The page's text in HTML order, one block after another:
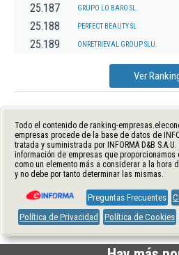
25.187 GRUPO LO BARO SL.
25.188 PERFECT BEAUTY SL
25.189 ONRETRIEVAL GROUP SLU.
Ver
Todo el contenido de ranking-
empresas procede de la base de datos de
tratada y suministrada por INFORMA D&B
información de empresas que
como un elemento más a considerar a la hora
y no debe por tanto determinar las mismas.
Preguntas Frecuentes
Política de Privacidad
Política de Cookies